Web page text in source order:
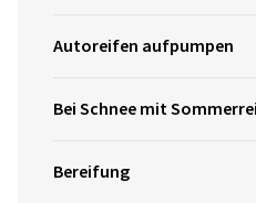
Autoreifen aufpumpen
Bei Schnee mit
Bereifung